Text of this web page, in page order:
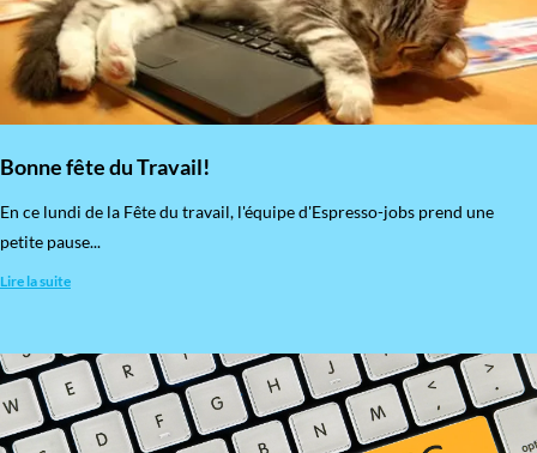
Bonne fête du Travail!
En ce lundi de la Fête du travail, l'équipe d'Espresso-jobs prend une
petite pause...
Lire la suite